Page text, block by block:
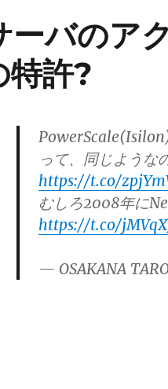
ーバのア
許?
って、同じような
https://t.co/
むしろ2008年に
https://t.co/
— OSAKANA